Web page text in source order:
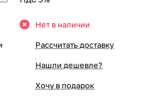
Нет в наличии
Рассчитать доставку
Нашли дешевле?
Хочу в подарок